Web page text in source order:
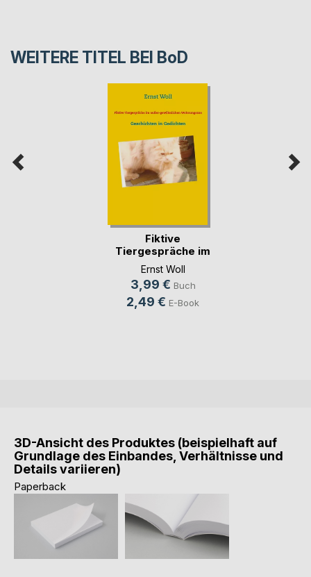
WEITERE TITEL BEI BoD
Fiktive
Tiergespräche im
außer-gew(...)
Ernst Woll
3,99 € Buch
2,49 € E-Book
3D-Ansicht des Produktes (beispielhaft auf
Grundlage des Einbandes, Verhältnisse und
Details variieren)
Paperback